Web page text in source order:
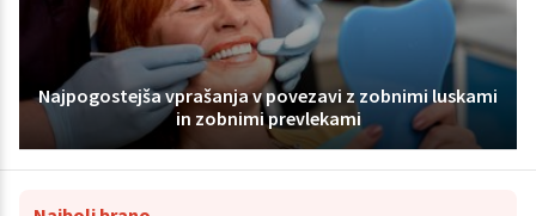
Najpogostejša vprašanja v povezavi z zobnimi luskami
in zobnimi prevlekami